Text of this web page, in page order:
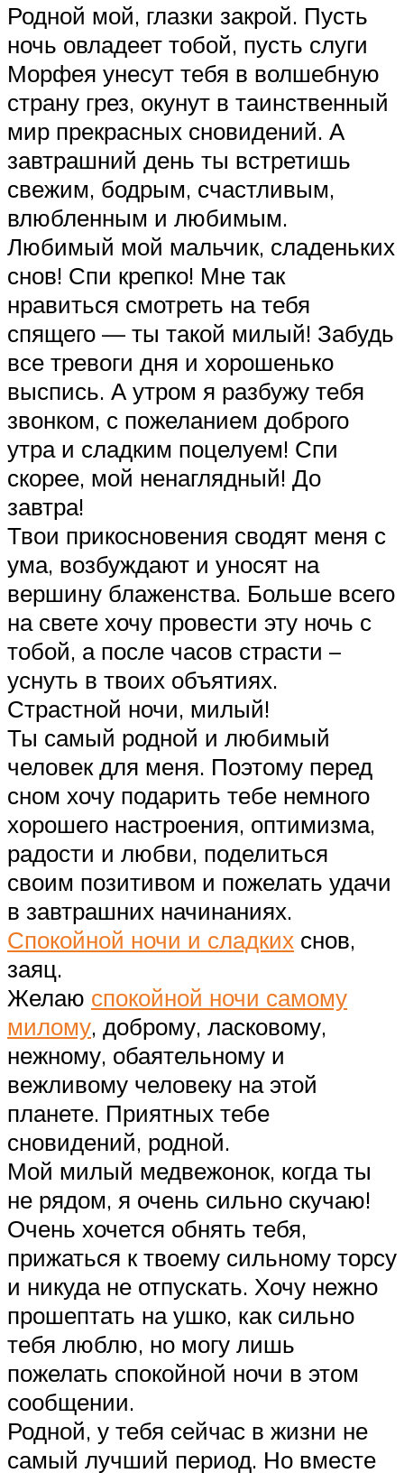
Родной мой, глазки закрой. Пусть
ночь овладеет тобой, пусть слуги
Морфея унесут тебя в волшебную
страну грез, окунут в таинственный
мир прекрасных сновидений. А
завтрашний день ты встретишь
свежим, бодрым, счастливым,
влюбленным и любимым.
Любимый мой мальчик, сладеньких
снов! Спи крепко! Мне так
нравиться смотреть на тебя
спящего — ты такой милый! Забудь
все тревоги дня и хорошенько
выспись. А утром я разбужу тебя
звонком, с пожеланием доброго
утра и сладким поцелуем! Спи
скорее, мой ненаглядный! До
завтра!
Твои прикосновения сводят меня с
ума, возбуждают и уносят на
вершину блаженства. Больше всего
на свете хочу провести эту ночь с
тобой, а после часов страсти –
уснуть в твоих объятиях.
Страстной ночи, милый!
Ты самый родной и любимый
человек для меня. Поэтому перед
сном хочу подарить тебе немного
хорошего настроения, оптимизма,
радости и любви, поделиться
своим позитивом и пожелать удачи
в завтрашних начинаниях.
Спокойной ночи и сладких снов,
заяц.
Желаю спокойной ночи самому
милому, доброму, ласковому,
нежному, обаятельному и
вежливому человеку на этой
планете. Приятных тебе
сновидений, родной.
Мой милый медвежонок, когда ты
не рядом, я очень сильно скучаю!
Очень хочется обнять тебя,
прижаться к твоему сильному торсу
и никуда не отпускать. Хочу нежно
прошептать на ушко, как сильно
тебя люблю, но могу лишь
пожелать спокойной ночи в этом
сообщении.
Родной, у тебя сейчас в жизни не
самый лучший период. Но вместе